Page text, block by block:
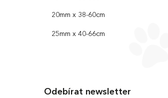
20mm x 38-60cm
25mm x 40-66cm
Odebírat newsletter